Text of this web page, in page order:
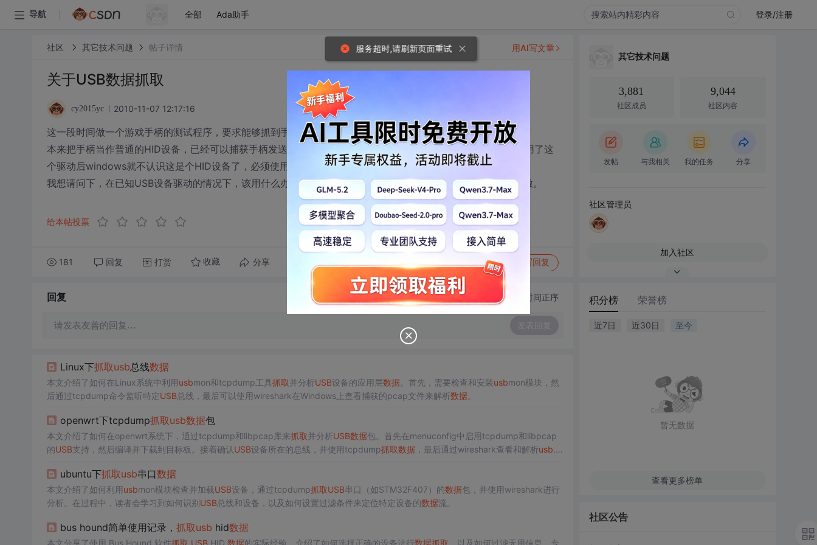
导航 全部 Ada助手 登录/注册
社区 其它技术问题 帖子详情
关于USB数据抓取
cy2015yc 2010-11-07 12:17:16
这一段时间做一个游戏手柄的测试程序，要求能够抓到手柄通过USB发送给PC以及PC发送给手柄的数据。
本来把手柄当作普通的HID设备，已经可以捕获手柄发送给PC的数据了，但是最近领导又给了我另外一个驱动，用了这
个驱动后windows就不认识这是个HID设备了，必须使用驱动提供的测试程序才能捕获数据。
我想请问下，在已知USB设备驱动的情况下，该用什么办法捕获该USB设备传输的数据呢，如有帮忙的，不慎感激。
给本帖投票
181 回复 打赏 收藏 分享 写回复
用AI写文章
回复 切换为时间正序
请发表友善的回复… 发表回复
Linux下抓取usb总线数据
本文介绍了如何在Linux系统中利用usbmon和tcpdump工具抓取 并分析USB设备的应用层数据。首先，需要检查和安装usbmon模块，然
后通过tcpdump命令监听特定USB总线，最后可以使用wireshark在Windows上查看捕获的pcap文件来解析数据。
openwrt下tcpdump抓取usb数据包
本文介绍了如何在openwrt系统下，通过tcpdump和libpcap库来抓取 并分析USB数据包。首先在menuconfig中启用tcpdump和libpcap
的USB支持，然后编译并下载到目标板。接着确认 USB设备所在的总线，并使用tcpdump抓取数据，最后通过wireshark查看和解析usb .p
ubuntu下抓取usb串口数据
本文介绍了如何利用usbmon模块检查并加载USB设备，通过tcpdump抓取USB串口（如STM32F407）的数据包，并使用wireshark进行
分析。在过程中，读者会学习到如何识别USB总线和设备，以及如何设置过滤条件来定位特定设备的数据流。
bus hound简单使用记录， 抓取usb hid数据
本文分享了使用 Bus Hound 软件抓取 USBHID 数据的实际经验，介绍了如何选择正确的设备进行数据抓取 ，以及如何过滤无用信息，专
其它技术问题
3,881
社区成员
9,044
社区内容
发帖 与我相关 我的任务 分享
社区管理员
加入社区
积分榜 荣誉榜
近7日 近30日 至今
暂无数据
查看更多榜单
社区公告
服务超时,请刷新页面重试